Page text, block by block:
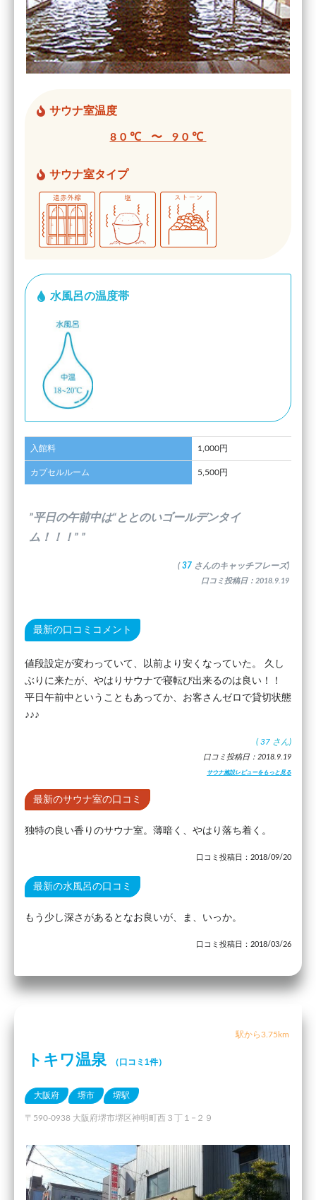
サウナ室温度
80℃ 〜 90℃
サウナ室タイプ
水風呂の温度帯
入館料 1,000円
カプセルルーム 5,500円
”平日の午前中は“ととのいゴールデンタイ
ム！！！” ”
( 37 さんのキャッチフレーズ)
口コミ投稿日：2018.9.19
最新の口コミコメント
値段設定が変わっていて、以前より安くなっていた。 久し
ぶりに来たが、やはりサウナで寝転び出来るのは良い！！
平日午前中ということもあってか、お客さんゼロで貸切状態
♪♪♪
( 37 さん)
口コミ投稿日：2018.9.19
サウナ施設レビューをもっと見る
最新のサウナ室の口コミ
独特の良い香りのサウナ室。薄暗く、やはり落ち着く。
口コミ投稿日：2018/09/20
最新の水風呂の口コミ
もう少し深さがあるとなお良いが、ま、いっか。
口コミ投稿日：2018/03/26
駅から3.75km
トキワ温泉 （口コミ1件）
大阪府 堺市 堺駅
〒590-0938 大阪府堺市堺区神明町西３丁１−２９